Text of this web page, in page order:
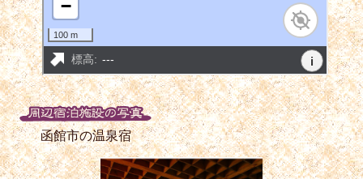
函館市の温泉宿